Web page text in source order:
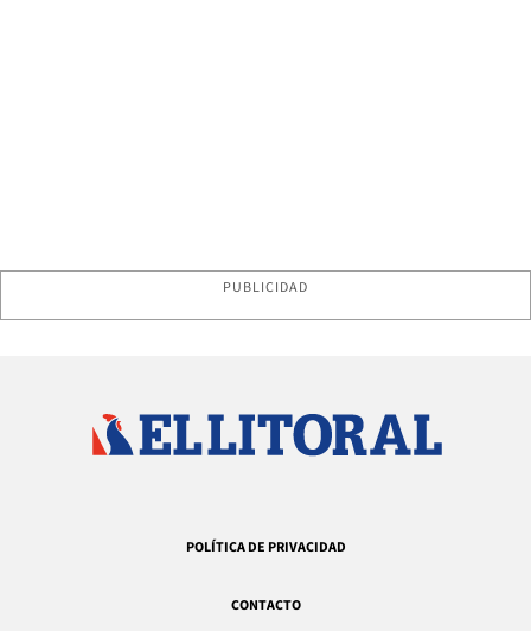
PUBLICIDAD
POLÍTICA DE PRIVACIDAD
CONTACTO